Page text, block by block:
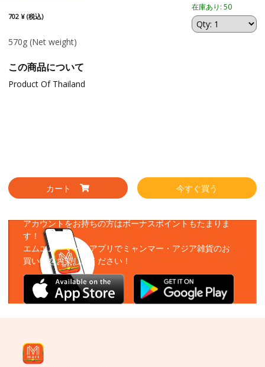
702 ¥ (税込)
在庫あり: 50
570g (Net weight)
この商品について
Product Of Thailand
カート 今すぐ買う
アカウントをお持ちの方はボーナスポイントもたまりま
す！
エムエムーマートアプリでミャンマー・アジア雑貨のお
買い物をお楽しみください！